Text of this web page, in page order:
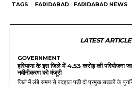
TAGS FARIDABAD FARIDABAD NEWS
LATEST
GOVERNMENT
हरियाणा के इस जिले में 4.53 करोड़ की परियोजना
नवीनीकरण को मंजूरी
जिले में लंबे समय से बदहाल पड़ी दो प्रमुख सड़कों के